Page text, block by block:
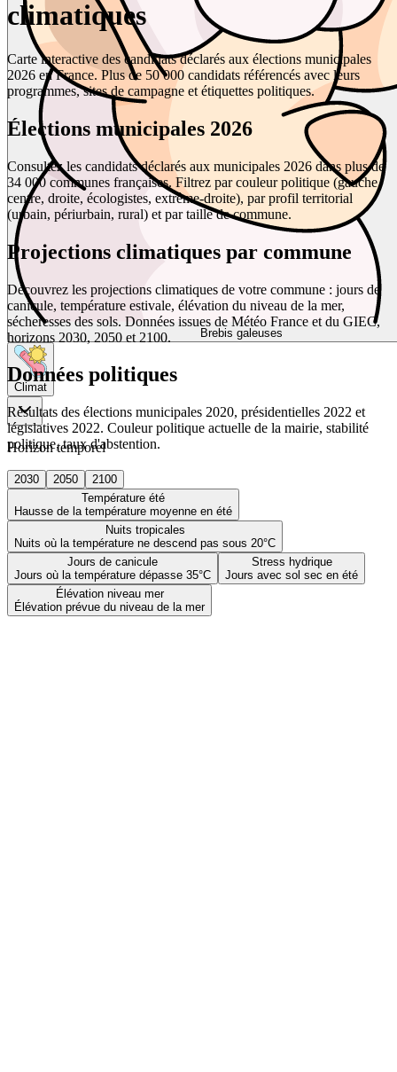
Brebis galeuses
Climat
Horizon temporel
2030 2050
2100
Température été
Hausse de la température moyenne en été
Nuits tropicales
Nuits où la température ne descend pas sous 20°C
Jours de canicule
Jours où la température dépasse 35°C
Stress hydrique
Jours avec sol sec en été
Élévation niveau mer
Élévation prévue du niveau de la mer
climatiques
Carte interactive des candidats déclarés aux élections municipales
2026 en France. Plus de 50 000 candidats référencés avec leurs
programmes, sites de campagne et étiquettes politiques.
Élections municipales 2026
Consultez les candidats déclarés aux municipales 2026 dans plus de
34 000 communes françaises. Filtrez par couleur politique (gauche,
centre, droite, écologistes, extrême-droite), par profil territorial
(urbain, périurbain, rural) et par taille de commune.
Projections climatiques par commune
Découvrez les projections climatiques de votre commune : jours de
canicule, température estivale, élévation du niveau de la mer,
sécheresses des sols. Données issues de Météo France et du GIEC,
horizons 2030, 2050 et 2100.
Données politiques
Résultats des élections municipales 2020, présidentielles 2022 et
législatives 2022. Couleur politique actuelle de la mairie, stabilité
politique, taux d'abstention.